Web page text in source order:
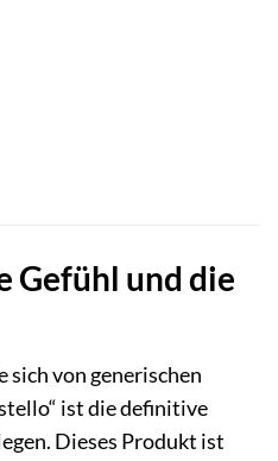
Gefühl und die
sich von generischen
ist die definitive
Dieses Produkt ist